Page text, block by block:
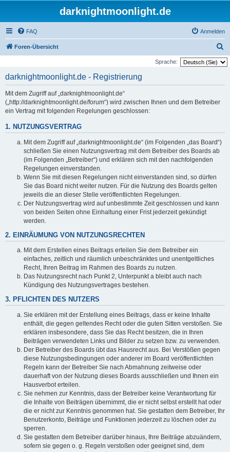
darknightmoonlight.de
FAQ Anmelden
Foren-Übersicht
u
Sprache:
darknightmoonlight.de - Registrierung
Mit dem Zugriff auf „darknightmoonlight.de“
(„http://darknightmoonlight.de/forum“) wird zwischen Ihnen und dem Betreiber
ein Vertrag mit folgenden Regelungen geschlossen:
1. NUTZUNGSVERTRAG
Mit dem Zugriff auf „darknightmoonlight.de“ (im Folgenden „das Board“)
schließen Sie einen Nutzungsvertrag mit dem Betreiber des Boards ab
(im Folgenden „Betreiber“) und erklären sich mit den nachfolgenden
Regelungen einverstanden.
Wenn Sie mit diesen Regelungen nicht einverstanden sind, so dürfen
Sie das Board nicht weiter nutzen. Für die Nutzung des Boards gelten
jeweils die an dieser Stelle veröffentlichten Regelungen.
Der Nutzungsvertrag wird auf unbestimmte Zeit geschlossen und kann
von beiden Seiten ohne Einhaltung einer Frist jederzeit gekündigt
werden.
2. EINRÄUMUNG VON NUTZUNGSRECHTEN
Mit dem Erstellen eines Beitrags erteilen Sie dem Betreiber ein
einfaches, zeitlich und räumlich unbeschränktes und unentgeltliches
Recht, Ihren Beitrag im Rahmen des Boards zu nutzen.
Das Nutzungsrecht nach Punkt 2, Unterpunkt a bleibt auch nach
Kündigung des Nutzungsvertrages bestehen.
3. PFLICHTEN DES NUTZERS
Sie erklären mit der Erstellung eines Beitrags, dass er keine Inhalte
enthält, die gegen geltendes Recht oder die guten Sitten verstoßen. Sie
erklären insbesondere, dass Sie das Recht besitzen, die in Ihren
Beiträgen verwendeten Links und Bilder zu setzen bzw. zu verwenden.
Der Betreiber des Boards übt das Hausrecht aus. Bei Verstößen gegen
diese Nutzungsbedingungen oder anderer im Board veröffentlichten
Regeln kann der Betreiber Sie nach Abmahnung zeitweise oder
dauerhaft von der Nutzung dieses Boards ausschließen und Ihnen ein
Hausverbot erteilen.
Sie nehmen zur Kenntnis, dass der Betreiber keine Verantwortung für
die Inhalte von Beiträgen übernimmt, die er nicht selbst erstellt hat oder
die er nicht zur Kenntnis genommen hat. Sie gestatten dem Betreiber, Ihr
Benutzerkonto, Beiträge und Funktionen jederzeit zu löschen oder zu
sperren.
Sie gestatten dem Betreiber darüber hinaus, Ihre Beiträge abzuändern,
sofern sie gegen o. g. Regeln verstoßen oder geeignet sind, dem